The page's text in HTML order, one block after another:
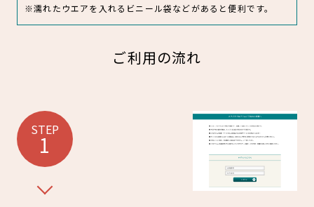
店舗情報・サービス
入会方法 よくあるご質問
店舗へのお問い合わせ
※濡れたウエアを入れるビニール袋などがあると便利です。
ご利用の流れ
STEP
1